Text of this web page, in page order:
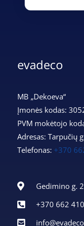
evadeco
MB „Dekoeva“
Įmonės kodas:
PVM mokėtojo
Adresas: Tarpučių
Telefonas: +370
Gedimino g.
+370 662